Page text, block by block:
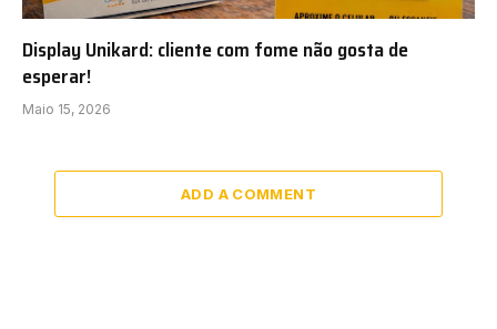
Display Unikard: cliente com fome não gosta de
esperar!
Maio 15, 2026
ADD A COMMENT